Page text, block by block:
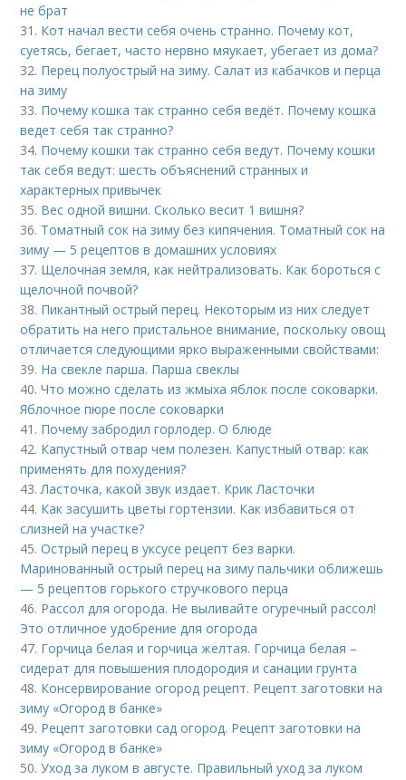
не брат
31. Кот начал вести себя очень странно. Почему кот,
суетясь, бегает, часто нервно мяукает, убегает из дома?
32. Перец полуострый на зиму. Салат из кабачков и перца
на зиму
33. Почему кошка так странно себя ведёт. Почему кошка
ведет себя так странно?
34. Почему кошки так странно себя ведут. Почему кошки
так себя ведут: шесть объяснений странных и
характерных привычек
35. Вес одной вишни. Сколько весит 1 вишня?
36. Томатный сок на зиму без кипячения. Томатный сок на
зиму — 5 рецептов в домашних условиях
37. Щелочная земля, как нейтрализовать. Как бороться с
щелочной почвой?
38. Пикантный острый перец. Некоторым из них следует
обратить на него пристальное внимание, поскольку овощ
отличается следующими ярко выраженными свойствами:
39. На свекле парша. Парша свеклы
40.Что можно сделать из жмыха яблок после соковарки.
Яблочное пюре после соковарки
41. Почему забродил горлодер. О блюде
42. Капустный отвар чем полезен. Капустный отвар: как
применять для похудения?
43.Ласточка, какой звук издает. Крик Ласточки
44. Как засушить цветы гортензии. Как избавиться от
слизней на участке?
45.Острый перец в уксусе рецепт без варки.
Маринованный острый перец на зиму пальчики оближешь
— 5 рецептов горького стручкового перца
46. Рассол для огорода. Не выливайте огуречный рассол!
Это отличное удобрение для огорода
47. Горчица белая и горчица желтая. Горчица белая –
сидерат для повышения плодородия и санации грунта
48. Консервирование огород рецепт. Рецепт заготовки на
зиму «Огород в банке»
49. Рецепт заготовки сад огород. Рецепт заготовки на
зиму «Огород в банке»
50.Уход за луком в августе. Правильный уход за луком